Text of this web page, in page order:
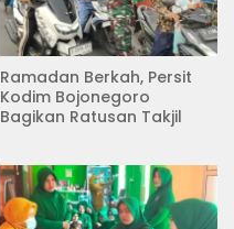
Ramadan Berkah, Persit
Kodim Bojonegoro
Bagikan Ratusan Takjil